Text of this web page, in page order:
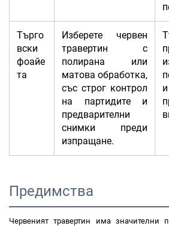
Търго
вски
фоайе
та
Изберете червен
травертин с
полирана или
матова обработка,
със строг контрол
на партидите и
предварителни
снимки преди
изпращане.
Предимства
Червеният травертин има значителни